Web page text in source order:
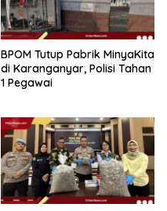
BPOM Tutup Pabrik MinyaKita
di Karanganyar, Polisi Tahan
1 Pegawai